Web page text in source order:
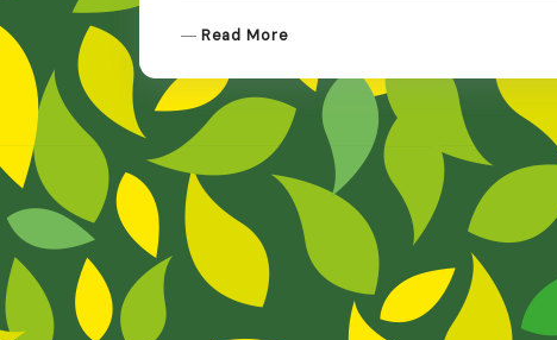
Read MoreR
D
M
R